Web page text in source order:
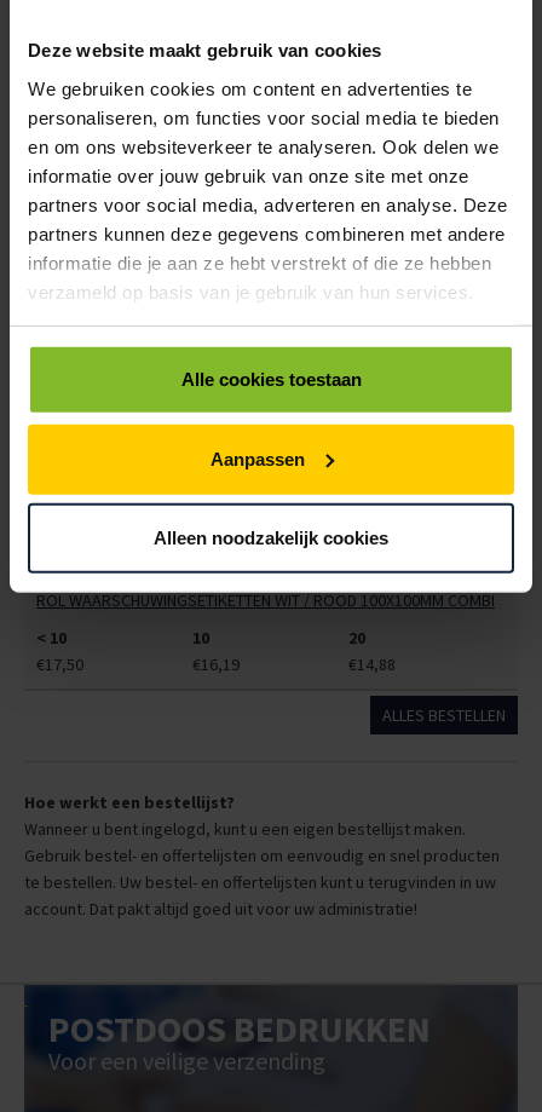
Deze website maakt gebruik van cookies
We gebruiken cookies om content en advertenties te
personaliseren, om functies voor social media te bieden
en om ons websiteverkeer te analyseren. Ook delen we
informatie over jouw gebruik van onze site met onze
partners voor social media, adverteren en analyse. Deze
partners kunnen deze gegevens combineren met andere
informatie die je aan ze hebt verstrekt of die ze hebben
verzameld op basis van je gebruik van hun services.
Alle cookies toestaan
Aanpassen
Alleen noodzakelijk cookies
ROL WAARSCHUWINGSETIKETTEN WIT / ROOD 150X60MM PIJLEN +
< 10
10
20
€17,50
€16,19 €14,88
ROL WAARSCHUWINGSETIKETTEN WIT / ROOD 100-70MM GLAS
€17,50
€16,19 €14,88
ROL WAARSCHUWINGSETIKETTEN WIT / ROOD 110X80MM GLAS + 4
€17,50
€16,19 €14,88
€0,00
ROL WAARSCHUWINGSETIKETTEN WIT / ROOD 100X100MM COMBI
< 10
10
20
€17,50
€16,19 €14,88
ALLES BESTELLEN
Hoe werkt een bestellijst?
Wanneer u bent ingelogd, kunt u een eigen bestellijst maken.
Gebruik bestel- en offertelijsten om eenvoudig en snel producten
te bestellen. Uw bestel- en offertelijsten kunt u terugvinden in uw
account. Dat pakt altijd goed uit voor uw administratie!
POSTDOOS BEDRUKKEN
Voor een veilige verzending